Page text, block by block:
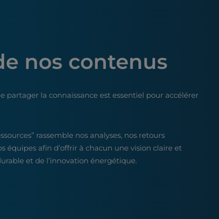
nos contenus
partager la connaissance est essentiel pour accélérer
rassemble nos analyses, nos retours
équipes afin d’offrir à chacun une vision claire et
et de l’innovation énergétique.